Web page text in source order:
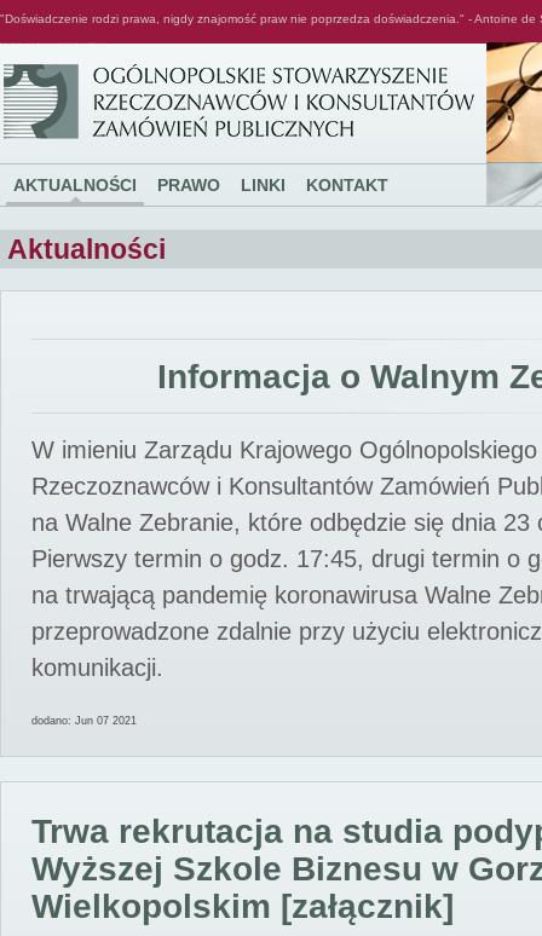
"Doświadczenie rodzi prawa, nigdy znajomość praw nie poprzedza doświadczenia." - Antoine de
AKTUALNOŚCI PRAWO LINKI KONTAKT
Aktualności
Informacja o Walnym
W imieniu Zarządu Krajowego
Rzeczoznawców i Konsultantów Zamówień
na Walne Zebranie, które odbędzie się dnia 23
Pierwszy termin o godz. 17:45, drugi termin o
na trwającą pandemię koronawirusa Walne
przeprowadzone zdalnie przy użyciu
komunikacji.
dodano: Jun 07 2021
Trwa rekrutacja na studia
Wyższej Szkole Biznesu w
Wielkopolskim [załącznik]